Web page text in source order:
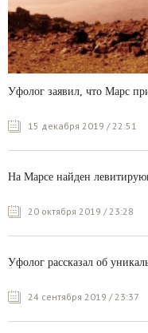
Уфолог заявил, что Марс
15 декабря 2019 / 22:51
На Марсе найден
20 октября 2019 / 23:28
Уфолог рассказал об
24 сентября 2019 / 23:37